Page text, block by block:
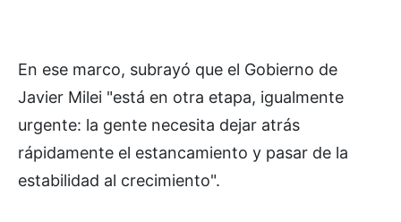
En ese marco, subrayó que el Gobierno de
Javier Milei "está en otra etapa, igualmente
urgente: la gente necesita dejar atrás
rápidamente el estancamiento y pasar de la
estabilidad al crecimiento".